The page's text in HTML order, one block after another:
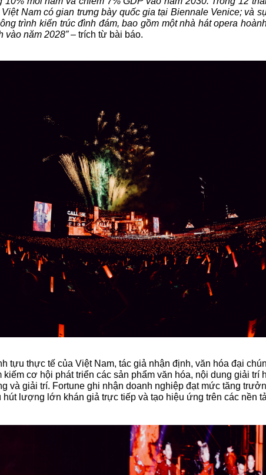
Nam có gian trưng bày quốc gia tại Biennale Venice; và
trình kiến trúc đình đám, bao gồm một nhà hát opera
vào năm 2028” – trích từ bài báo.
tựu thực tế của Việt Nam, tác giả nhận định, văn hóa đại
cơ hội phát triển các sản phẩm văn hóa, nội dung giải
giải trí. Fortune ghi nhận doanh nghiệp đạt mức tăng
lượng lớn khán giả trực tiếp và tạo hiệu ứng trên các nền